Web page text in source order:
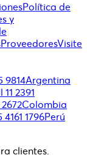
Política de
y
ProveedoresVisite
9814Argentina
11 2391
Colombia
1796Perú
clientes.